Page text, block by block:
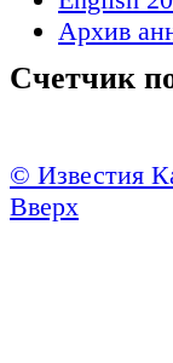
Архив
Счетчик
© Известия
Вверх